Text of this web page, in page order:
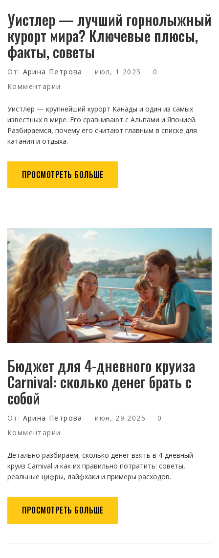
Уистлер — лучший горнолыжный
курорт мира? Ключевые плюсы,
факты, советы
От: Арина Петрова июл, 1 2025
0
Комментарии
Уистлер — крупнейший курорт Канады и один из самых
известных в мире. Его сравнивают с Альпами и Японией.
Разбираемся, почему его считают главным в списке для
катания и отдыха.
ПРОСМОТРЕТЬ БОЛЬШЕ
Бюджет для 4-дневного круиза
Carnival: сколько денег брать с
собой
От: Арина Петрова июн, 29 2025
0
Комментарии
Детально разбираем, сколько денег взять в 4-дневный
круиз Carnival и как их правильно потратить: советы,
реальные цифры, лайфхаки и примеры расходов.
ПРОСМОТРЕТЬ БОЛЬШЕ